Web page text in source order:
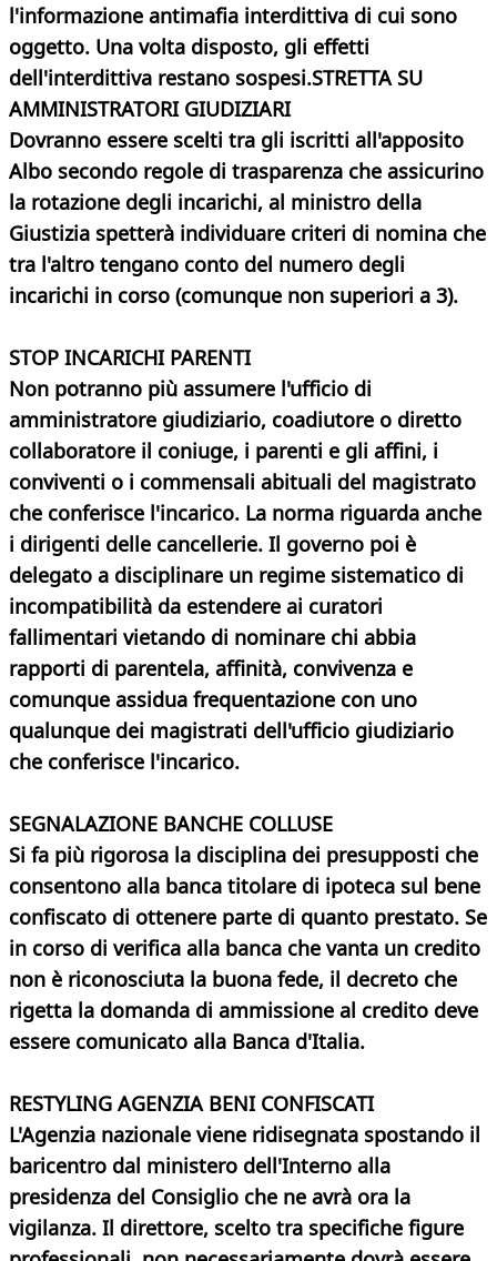
l'informazione antimafia interdittiva di cui sono
oggetto. Una volta disposto, gli effetti
dell'interdittiva restano sospesi.STRETTA SU
AMMINISTRATORI GIUDIZIARI
Dovranno essere scelti tra gli iscritti all'apposito
Albo secondo regole di trasparenza che assicurino
la rotazione degli incarichi, al ministro della
Giustizia spetterà individuare criteri di nomina che
tra l'altro tengano conto del numero degli
incarichi in corso (comunque non superiori a 3).
STOP INCARICHI PARENTI
Non potranno più assumere l'ufficio di
amministratore giudiziario, coadiutore o diretto
collaboratore il coniuge, i parenti e gli affini, i
conviventi o i commensali abituali del magistrato
che conferisce l'incarico. La norma riguarda anche
i dirigenti delle cancellerie. Il governo poi è
delegato a disciplinare un regime sistematico di
incompatibilità da estendere ai curatori
fallimentari vietando di nominare chi abbia
rapporti di parentela, affinità, convivenza e
comunque assidua frequentazione con uno
qualunque dei magistrati dell'ufficio giudiziario
che conferisce l'incarico.
SEGNALAZIONE BANCHE COLLUSE
Si fa più rigorosa la disciplina dei presupposti che
consentono alla banca titolare di ipoteca sul bene
confiscato di ottenere parte di quanto prestato. Se
in corso di verifica alla banca che vanta un credito
non è riconosciuta la buona fede, il decreto che
rigetta la domanda di ammissione al credito deve
essere comunicato alla Banca d'Italia.
RESTYLING AGENZIA BENI CONFISCATI
L'Agenzia nazionale viene ridisegnata spostando il
baricentro dal ministero dell'Interno alla
presidenza del Consiglio che ne avrà ora la
vigilanza. Il direttore, scelto tra specifiche figure